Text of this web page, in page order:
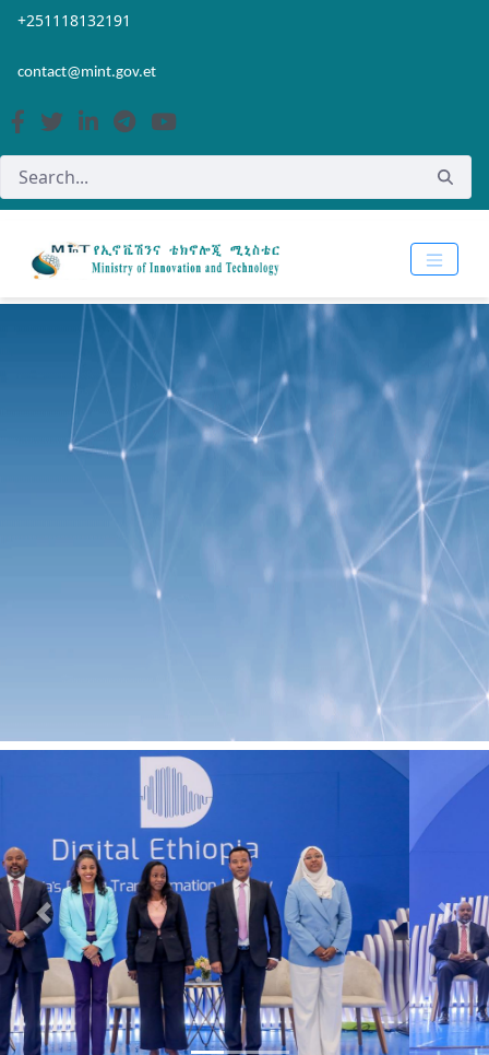
Skip to Main Content
Open Accessibility Menu
+251118132191
contact@mint.gov.et
Previous Next